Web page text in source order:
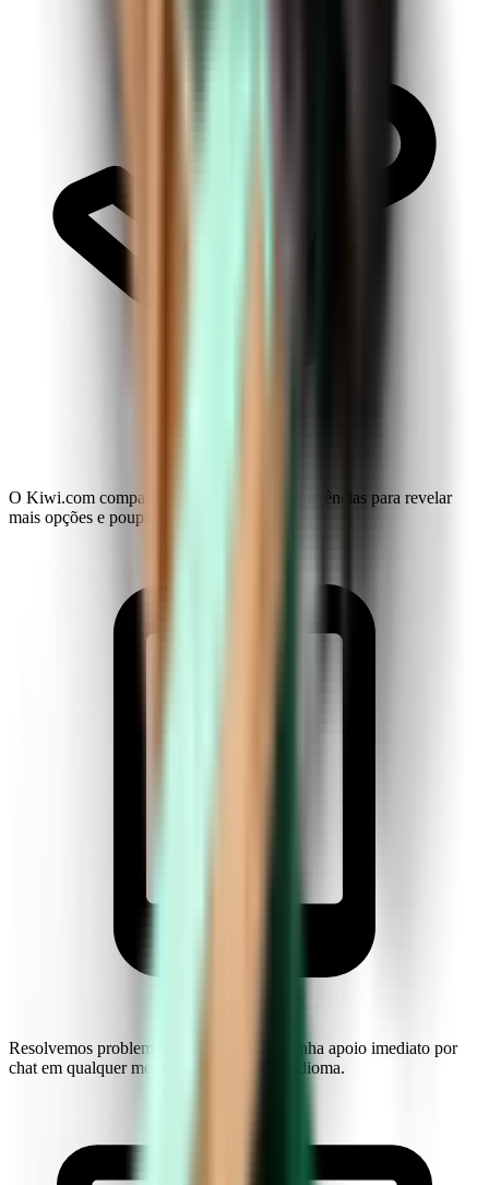
O Kiwi.com compara companhias aéreas e agências para revelar
mais opções e poupanças.
Resolvemos problemas rapidamente. Obtenha apoio imediato por
chat em qualquer momento, em qualquer idioma.